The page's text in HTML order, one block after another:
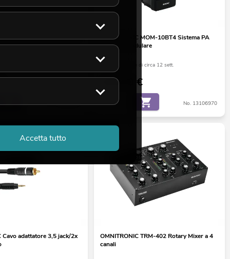
21" Subwoofer, ferrite,
No. 12603618
OMNITRONIC MOM-10BT4 Sistema PA
senza fili modulare
La giacenza è di circa 12 sett.
449,00 €
No. 13106970
Cavo adattatore 3,5 jack/2x
OMNITRONIC TRM-402 Rotary Mixer a 4
canali
Accetta tutto